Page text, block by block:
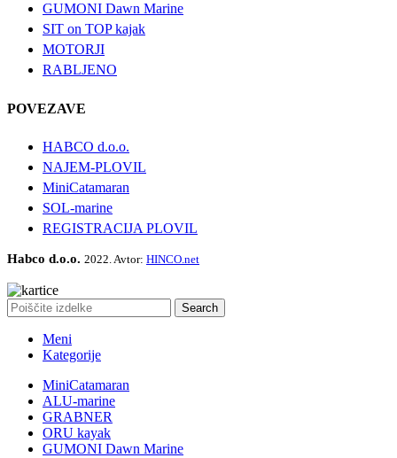
GUMONI Dawn Marine
SIT on TOP kajak
MOTORJI
RABLJENO
POVEZAVE
HABCO d.o.o.
NAJEM-PLOVIL
MiniCatamaran
SOL-marine
REGISTRACIJA PLOVIL
Habco d.o.o. 2022. Avtor: HINCO.net
Search
Meni
Kategorije
MiniCatamaran
ALU-marine
GRABNER
ORU kayak
GUMONI Dawn Marine